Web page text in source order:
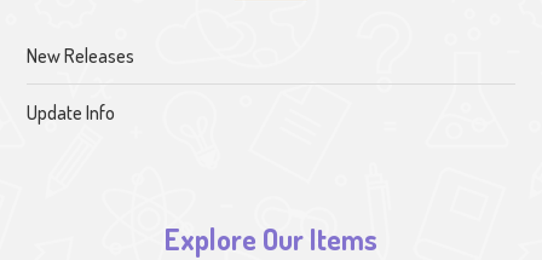
New Releases
Update Info
Explore Our Items